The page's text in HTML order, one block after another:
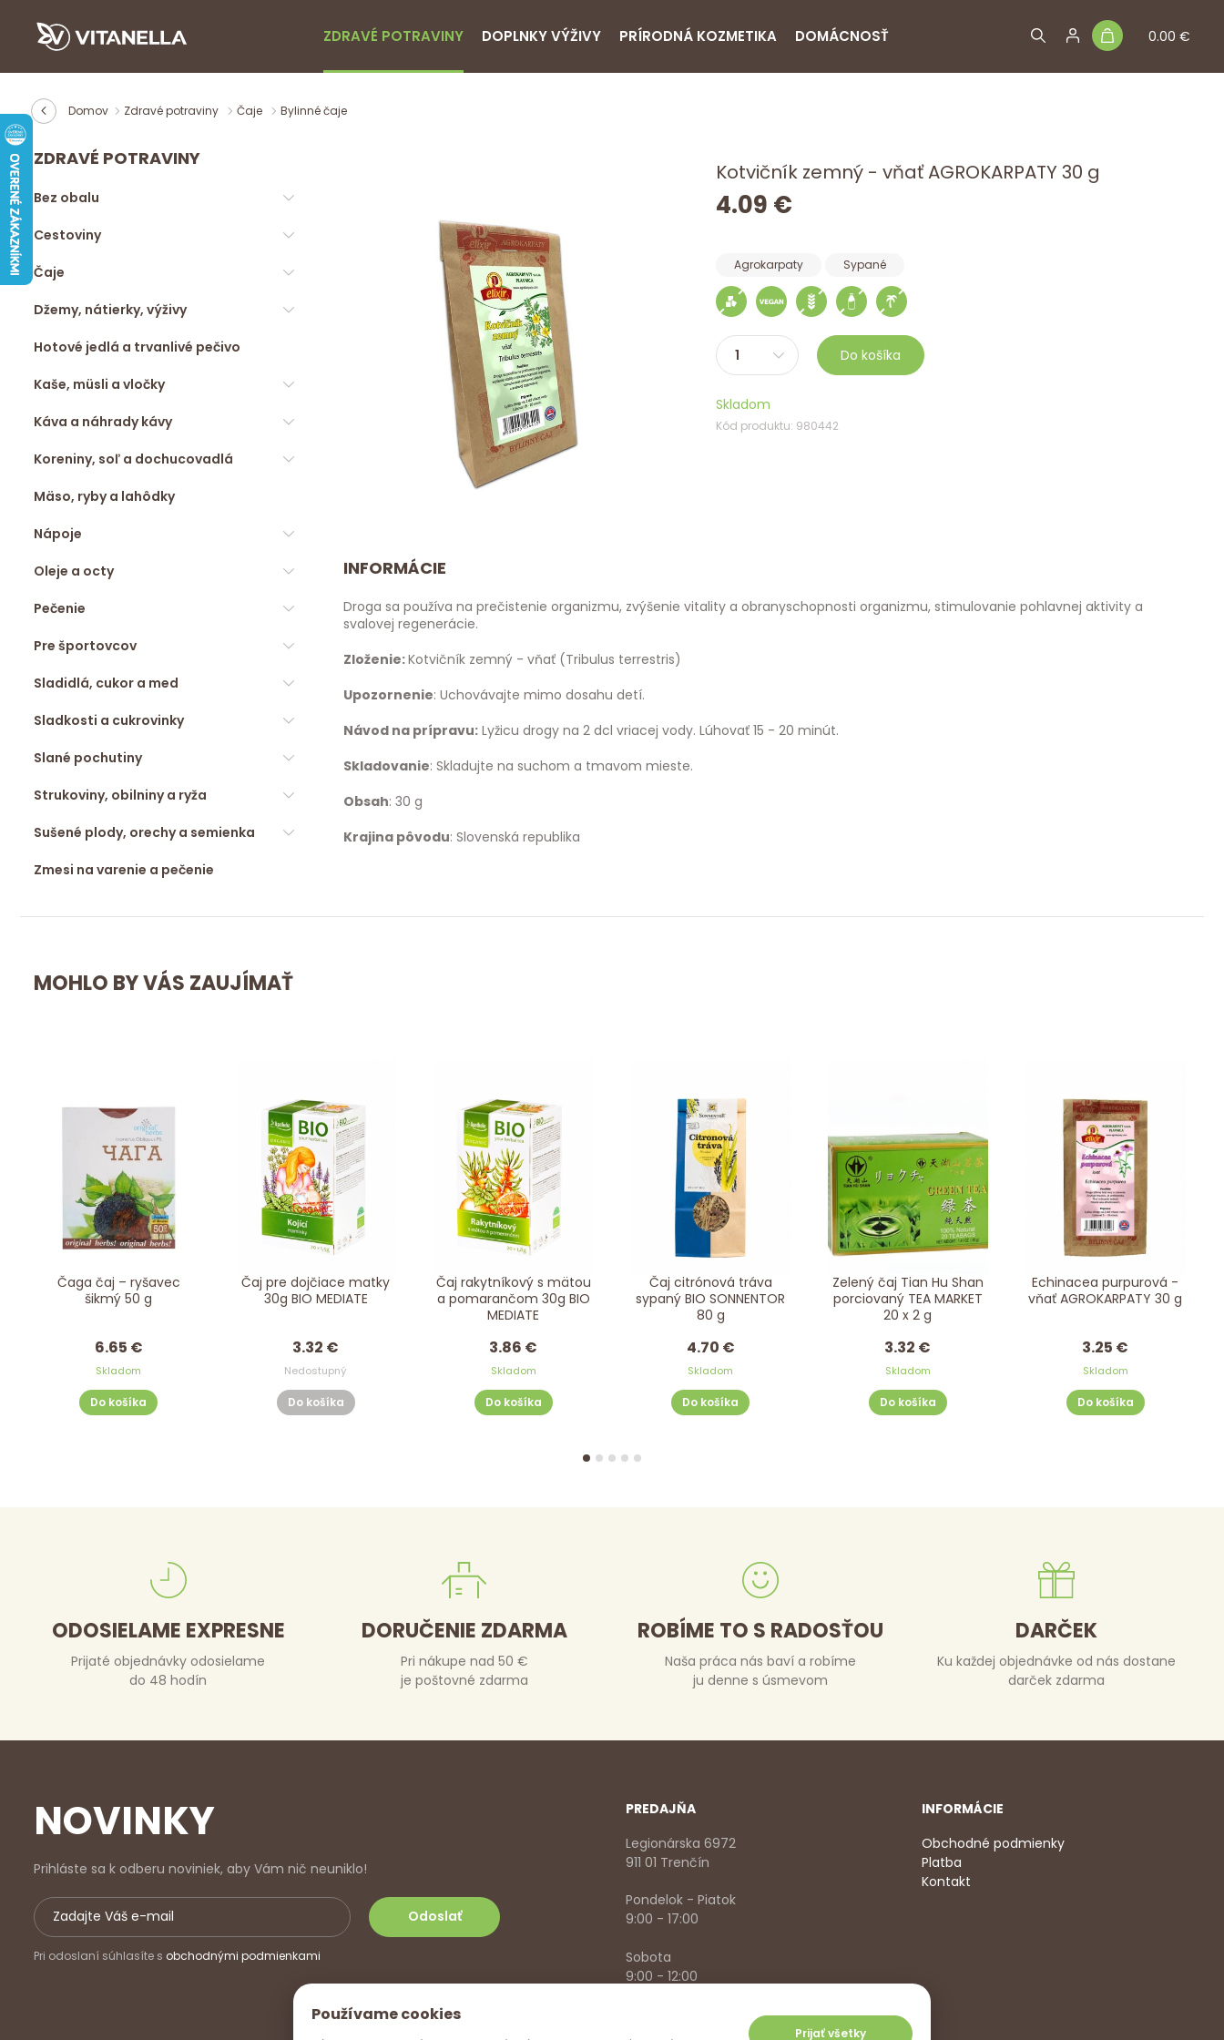
Používame cookies
Prijať všetky
0.00 €
ZDRAVÉ POTRAVINY DOPLNKY VÝŽIVY PRÍRODNÁ KOZMETIKA DOMÁCNOSŤ
Domov Zdravé potraviny Čaje Bylinné čaje
ZDRAVÉ POTRAVINY
Bez obalu
Cestoviny
Čaje
Džemy, nátierky, výživy
Hotové jedlá a trvanlivé pečivo
Kaše, müsli a vločky
Káva a náhrady kávy
Koreniny, soľ a dochucovadlá
Mäso, ryby a lahôdky
Nápoje
Oleje a octy
Pečenie
Pre športovcov
Sladidlá, cukor a med
Sladkosti a cukrovinky
Slané pochutiny
Strukoviny, obilniny a ryža
Sušené plody, orechy a semienka
Zmesi na varenie a pečenie
Kotvičník zemný - vňať AGROKARPATY 30 g
4.09 €
Agrokarpaty Sypané
Do košíka
Skladom
Kód produktu: 980442
INFORMÁCIE
Droga sa používa na prečistenie organizmu, zvýšenie vitality a obranyschopnosti organizmu, stimulovanie pohlavnej aktivity a
svalovej regenerácie.
Zloženie:Kotvičník zemný - vňať (Tribulus terrestris)
Upozornenie: Uchovávajte mimo dosahu detí.
Návod na prípravu: Lyžicu drogy na 2 dcl vriacej vody. Lúhovať 15 - 20 minút.
Skladovanie: Skladujte na suchom a tmavom mieste.
Obsah: 30 g
Krajina pôvodu: Slovenská republika
MOHLO BY VÁS ZAUJÍMAŤ
Čaga čaj – ryšavec
šikmý 50 g
6.65 €
Skladom
Do košíka
Čaj pre dojčiace matky
30g BIO MEDIATE
3.32 €
Nedostupný
Do košíka
Čaj rakytníkový s mätou
a pomarančom 30g BIO
MEDIATE
3.86 €
Skladom
Do košíka
Čaj citrónová tráva
sypaný BIO SONNENTOR
80 g
4.70 €
Skladom
Do košíka
Zelený čaj Tian Hu Shan
porciovaný TEA MARKET
20 x 2 g
3.32 €
Skladom
Do košíka
Echinacea purpurová -
vňať AGROKARPATY 30 g
3.25 €
Skladom
Do košíka
ODOSIELAME EXPRESNE
Prijaté objednávky odosielame
do 48 hodín
DORUČENIE ZDARMA
Pri nákupe nad 50 €
je poštovné zdarma
ROBÍME TO S RADOSŤOU
Naša práca nás baví a robíme
ju denne s úsmevom
DARČEK
Ku každej objednávke od nás dostane
darček zdarma
NOVINKY
Prihláste sa k odberu noviniek, aby Vám nič neuniklo!
Pri odoslaní súhlasíte s obchodnými podmienkami
PREDAJŇA
Legionárska 6972
911 01 Trenčín
Pondelok - Piatok
9:00 - 17:00
Sobota
9:00 - 12:00
+421 915 572 350,
INFORMÁCIE
Obchodné podmienky
Platba
Kontakt